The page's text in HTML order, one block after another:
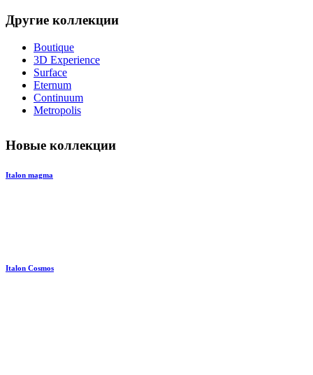
Другие коллекции
Boutique
3D Experience
Surface
Eternum
Continuum
Metropolis
Новые коллекции
Italon magma
Italon Cosmos